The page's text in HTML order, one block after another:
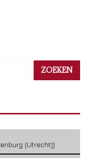
ZOEKEN
(Utrecht))